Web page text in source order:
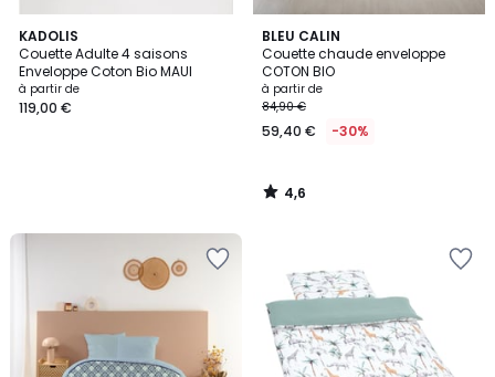
KADOLIS
Couette Adulte 4 saisons
Enveloppe Coton Bio MAUI
à partir de
119,00 €
BLEU CALIN
Couette chaude enveloppe
COTON BIO
à partir de
84,90 €
59,40 € -30%
4,6
/ 5
4,6
/